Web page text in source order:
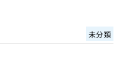
未分類